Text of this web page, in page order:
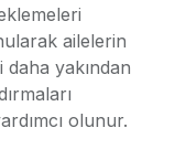
ailelerin
yakından
olunur.